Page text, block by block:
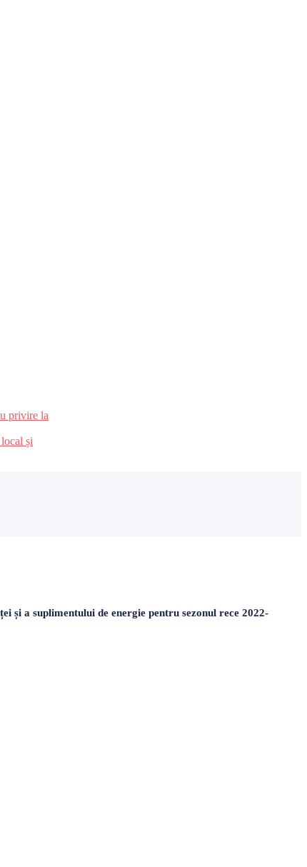
privire la
și
a suplimentului de energie pentru sezonul rece 2022-